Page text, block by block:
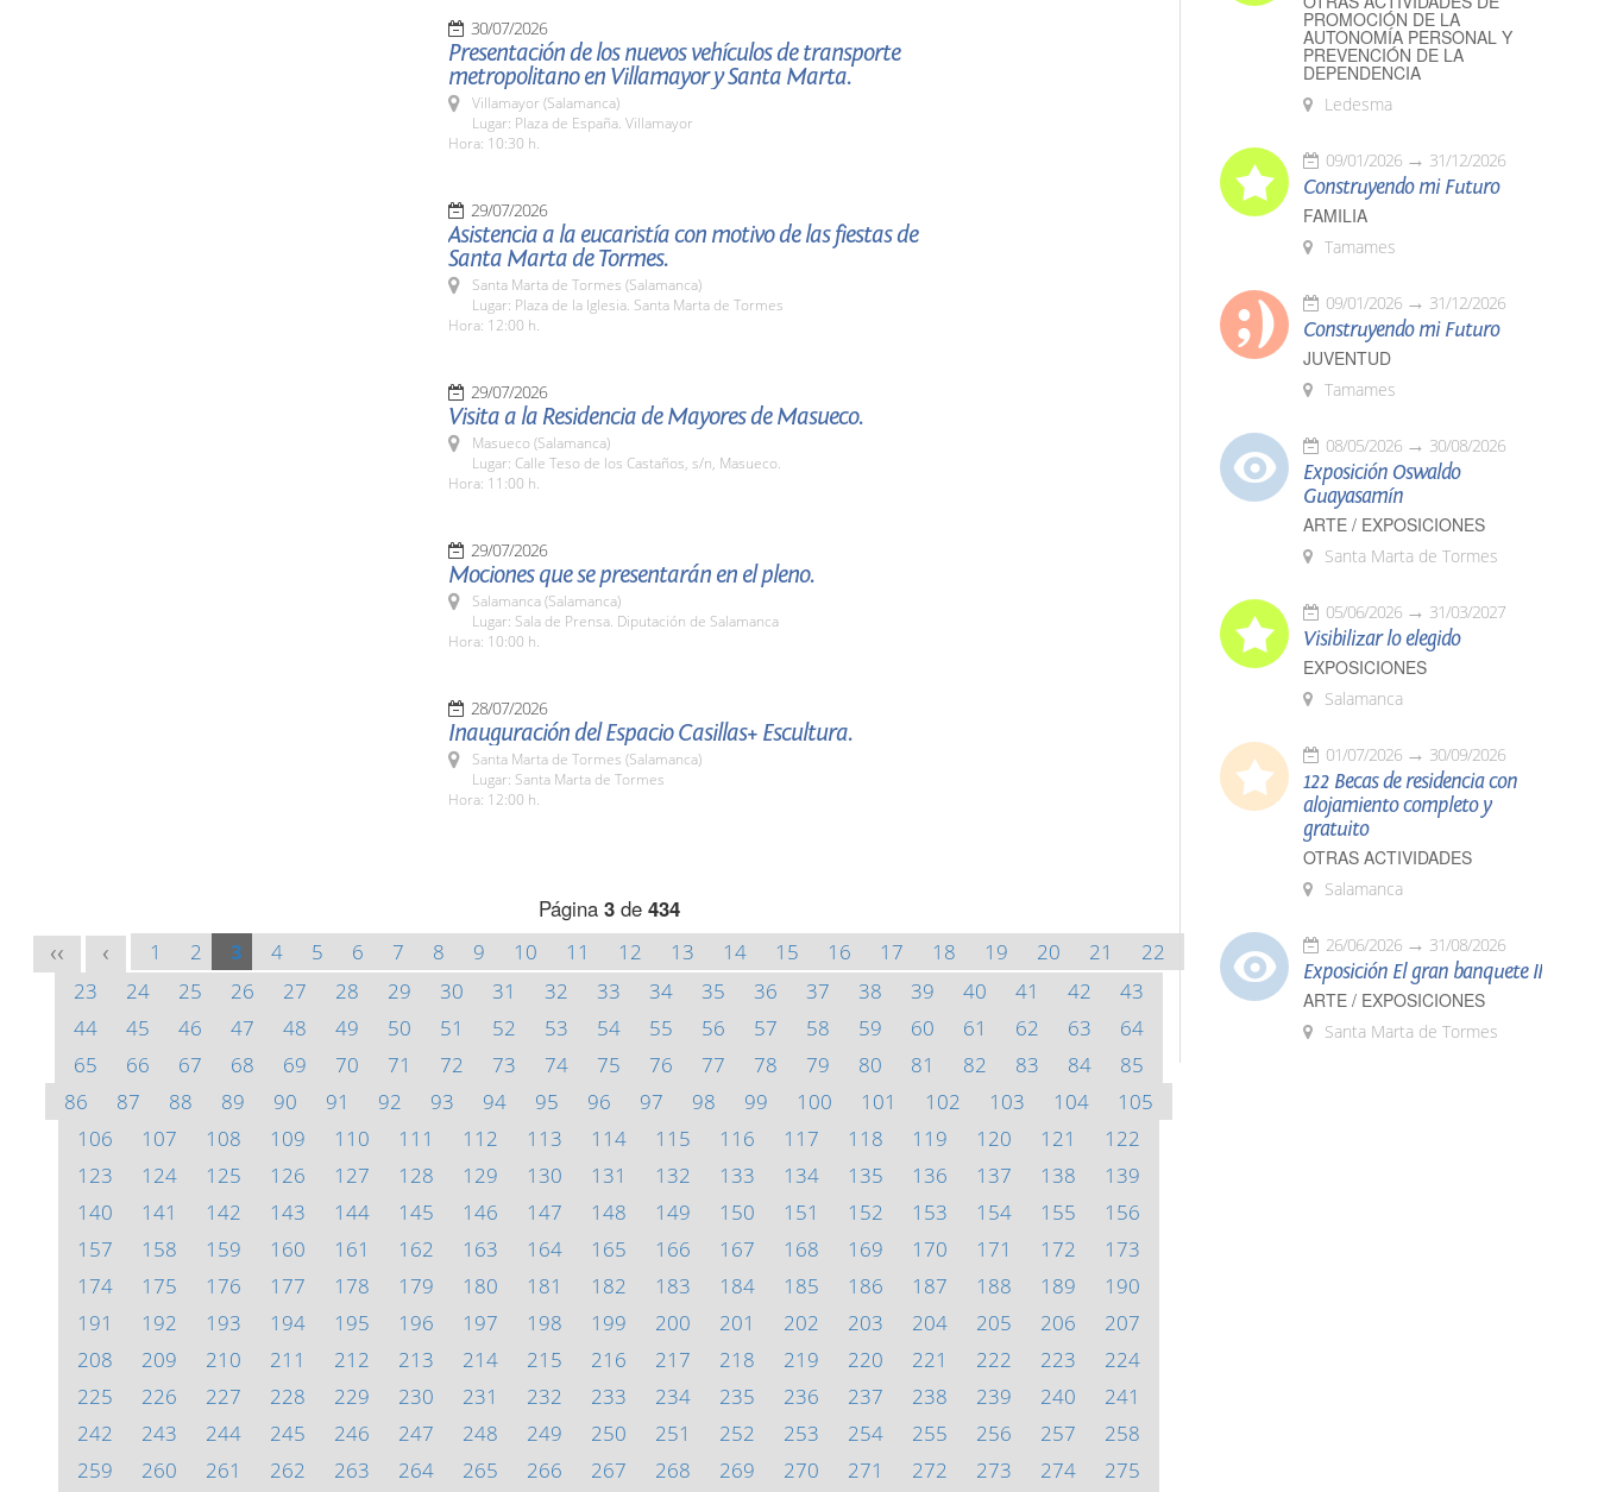
30/07/2026
Presentación de los nuevos vehículos de transporte
metropolitano en Villamayor y Santa Marta.
Villamayor (Salamanca)
Lugar: Plaza de España. Villamayor
Hora: 10:30 h.
29/07/2026
Asistencia a la eucaristía con motivo de las fiestas de
Santa Marta de Tormes.
Santa Marta de Tormes (Salamanca)
Lugar: Plaza de la Iglesia. Santa Marta de Tormes
Hora: 12:00 h.
29/07/2026
Visita a la Residencia de Mayores de Masueco.
Masueco (Salamanca)
Lugar: Calle Teso de los Castaños, s/n, Masueco.
Hora: 11:00 h.
29/07/2026
Mociones que se presentarán en el pleno.
Salamanca (Salamanca)
Lugar: Sala de Prensa. Diputación de Salamanca
Hora: 10:00 h.
28/07/2026
Inauguración del Espacio Casillas+ Escultura.
Santa Marta de Tormes (Salamanca)
Lugar: Santa Marta de Tormes
Hora: 12:00 h.
Página 3de 434
<< < 1 2 3 4 5 6 7 8 9 10 11 12 13 14 15 16 17 18 19 20 21
22
23
24 25 26 27 28 29 30 31 32 33 34 35 36 37 38 39 40 41 42
43
44
45 46 47 48 49 50 51 52 53 54 55 56 57 58 59 60 61 62 63
64
65
66 67 68 69 70 71 72 73 74 75 76 77 78 79 80 81 82 83 84
85
86
87 88 89 90 91 92 93 94 95 96 97 98 99 100 101 102 103 104
105
106
107 108 109 110 111 112 113 114 115 116 117 118 119 120 121
122
123
124 125 126 127 128 129 130 131 132 133 134 135 136 137 138
139
140
141 142 143 144 145 146 147 148 149 150 151 152 153 154 155
156
157
158 159 160 161 162 163 164 165 166 167 168 169 170 171 172
173
174
175 176 177 178 179 180 181 182 183 184 185 186 187 188 189
190
191
192 193 194 195 196 197 198 199 200 201 202 203 204 205 206
207
208
209 210 211 212 213 214 215 216 217 218 219 220 221 222 223
224
225
226 227 228 229 230 231 232 233 234 235 236 237 238 239 240
241
242
243 244 245 246 247 248 249 250 251 252 253 254 255 256 257
258
259
260 261 262 263 264 265 266 267 268 269 270 271 272 273 274 275
PROMOCIÓN DE LA
AUTONOMÍA PERSONAL Y
PREVENCIÓN DE LA
DEPENDENCIA
Ledesma
09/01/2026 31/12/2026
Construyendo mi Futuro
FAMILIA
Tamames
09/01/2026 31/12/2026
Construyendo mi Futuro
JUVENTUD
Tamames
08/05/2026 30/08/2026
Exposición Oswaldo
Guayasamín
ARTE / EXPOSICIONES
Santa Marta de Tormes
05/06/2026 31/03/2027
Visibilizar lo elegido
EXPOSICIONES
Salamanca
01/07/2026 30/09/2026
122 Becas de residencia con
alojamiento completo y
gratuito
OTRAS ACTIVIDADES
Salamanca
26/06/2026 31/08/2026
Exposición El gran banquete II
ARTE / EXPOSICIONES
Santa Marta de Tormes